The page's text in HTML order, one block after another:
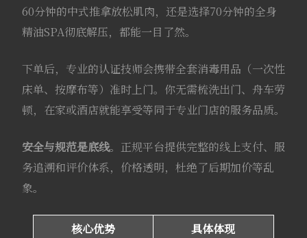
60分钟的中式推拿放松肌肉，还是选择70分钟的全身
精油SPA彻底解压，都能一目了然。
下单后，专业的认证技师会携带全套消毒用品（一次性
床单、按摩布等）准时上门。你无需梳洗出门、舟车劳
顿，在家或酒店就能享受等同于专业门店的服务品质。
安全与规范是底线。正规平台提供完整的线上支付、服
务追溯和评价体系，价格透明，杜绝了后期加价等乱
象。
核心优势 具体体现